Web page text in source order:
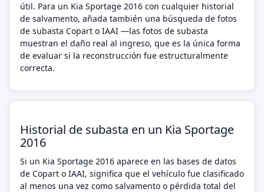
útil. Para un Kia Sportage 2016 con cualquier historial
de salvamento, añada también una búsqueda de fotos
de subasta Copart o IAAI —las fotos de subasta
muestran el daño real al ingreso, que es la única forma
de evaluar si la reconstrucción fue estructuralmente
correcta.
Historial de subasta en un Kia Sportage
2016
Si un Kia Sportage 2016 aparece en las bases de datos
de Copart o IAAI, significa que el vehículo fue clasificado
al menos una vez como salvamento o pérdida total del